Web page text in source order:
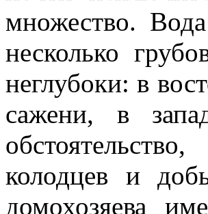
множество.
несколько
неглубоки: в
сажени, в
колодцев и
домохозяева